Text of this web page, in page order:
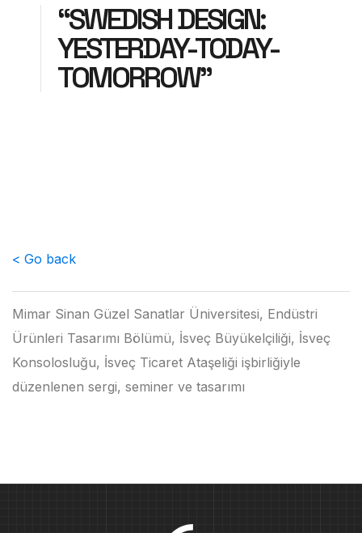
“SWEDISH DESIGN:
YESTERDAY-TODAY-
TOMORROW”
< Go back
Mimar Sinan Güzel Sanatlar Üniversitesi, Endüstri
Ürünleri Tasarımı Bölümü, İsveç Büyükelçiliği, İsveç
Konsolosluğu, İsveç Ticaret Ataşeliği işbirliğiyle
düzenlenen sergi, seminer ve tasarımı